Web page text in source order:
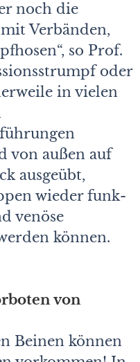
noch die
Verbänden,
so Prof.
oder
in vielen
von außen auf
ausgeübt,
wieder funk­
venöse
können.
von
Beinen können